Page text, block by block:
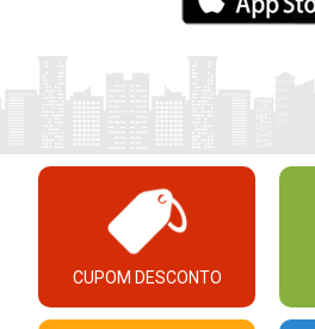
CUPOM DESCONTO